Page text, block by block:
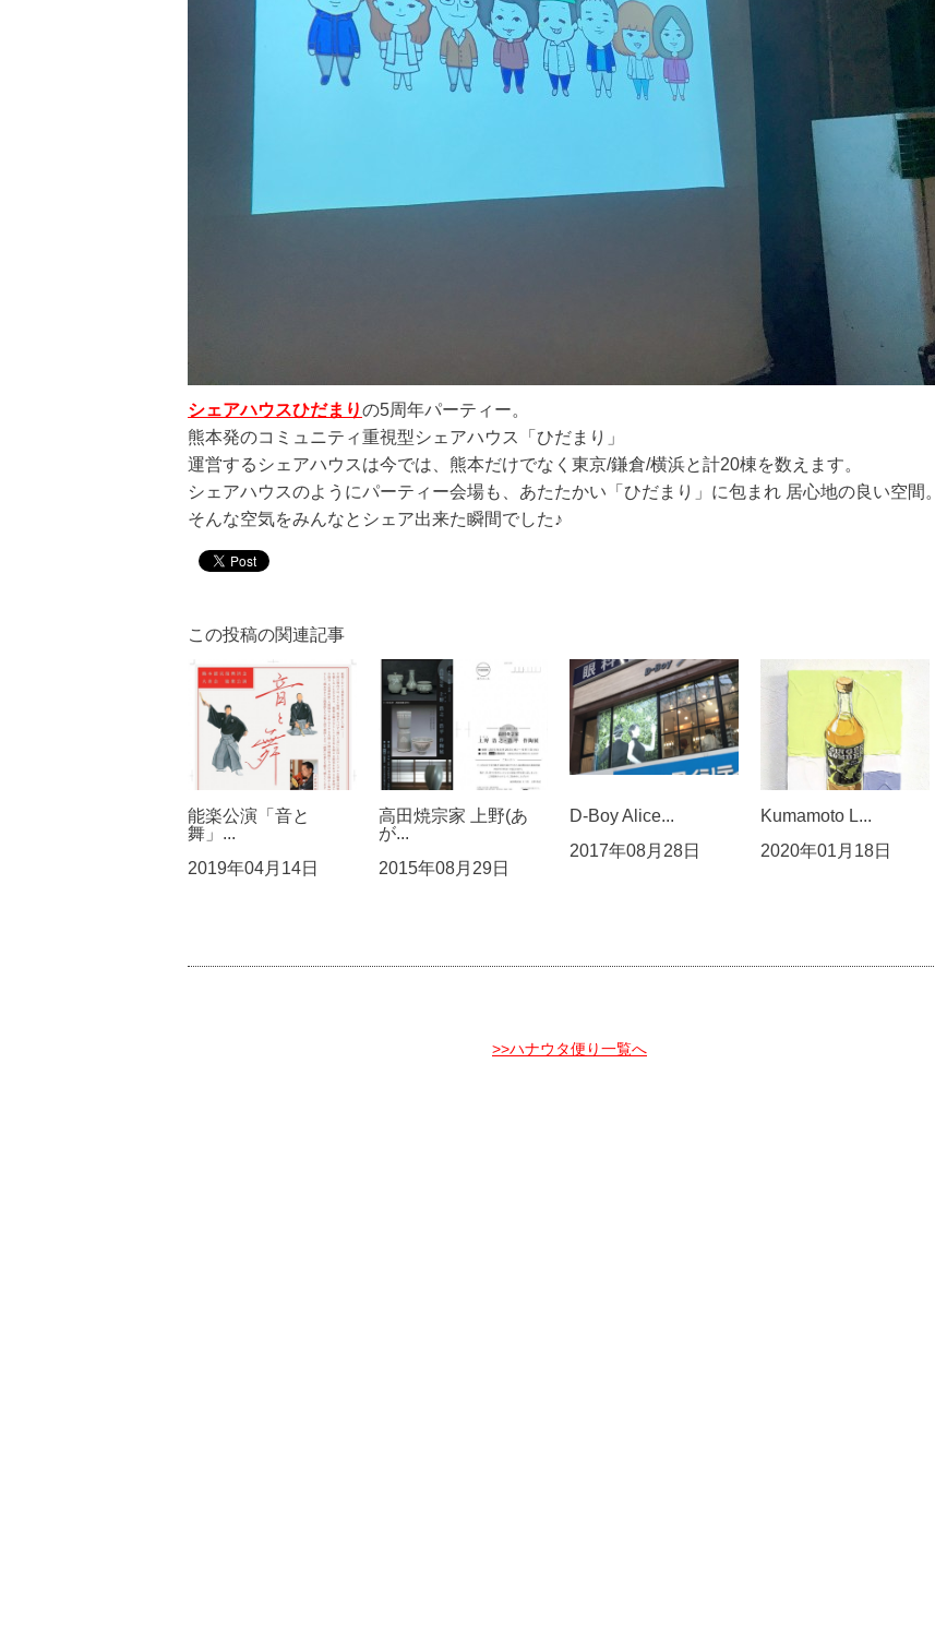
シェアハウスひだまりの5周年パーティー。
熊本発のコミュニティ重視型シェアハウス「ひだまり」
運営するシェアハウスは今では、熊本だけでなく東京/鎌倉/横浜と計20棟を数えます。
シェアハウスのようにパーティー会場も、あたたかい「ひだまり」に包まれ 居心地の良い空間。
そんな空気をみんなとシェア出来た瞬間でした♪
この投稿の関連記事
能楽公演「音と
舞」...
2019年04月14日
高田焼宗家 上野(あ
が...
2015年08月29日
D-Boy Alice...
2017年08月28日
Kumamoto L...
2020年01月18日
>>ハナウタ便り一覧へ